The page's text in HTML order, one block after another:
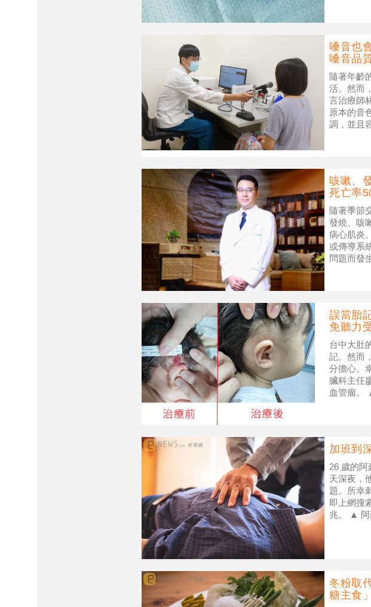
嗓音也
嗓音品
隨著年齡
活。然而
言治療師
原本的音
調，並且
咳嗽、
死亡率
隨著季節
發燒、咳
病心肌炎
或傳導系
問題而發
誤當胎
免聽力
台中大肚
記。然而
分擔心。
臟科主任
血管瘤。
加班到
26 歲的
天深夜，
題。所幸
即上網搜
兆。 ▲ 阿
冬粉取
糖主食」